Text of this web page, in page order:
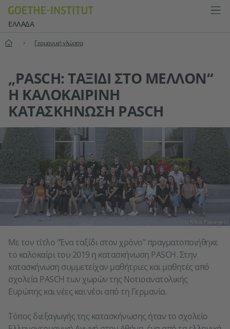
ΕΛΛΆΔΑ
Αρχική
Γερμανική γλώσσα
„PASCH: ΤΑΞΊΔΙ ΣΤΟ ΜΈΛΛΟΝ“
Η ΚΑΛΟΚΑΙΡΙΝΉ
ΚΑΤΑΣΚΉΝΩΣΗ PASCH
© Nikos Papangelis
Με τον τίτλο "Ένα ταξίδι στον χρόνο" πραγματοποιήθηκε
το καλοκαίρι του 2019 η κατασκήνωση PASCH. Στην
κατασκήνωση συμμετείχαν μαθήτριες και μαθητές από
σχολεία PASCH των χωρών της Νοτιοανατολικής
Ευρώπης και νέες και νέοι από τη Γερμανία.
Τόπος διεξαγωγής της κατασκήνωσης ήταν το σχολείο